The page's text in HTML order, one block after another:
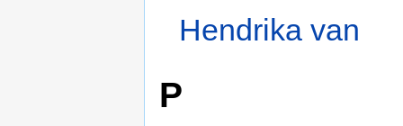
Hendrika van
P